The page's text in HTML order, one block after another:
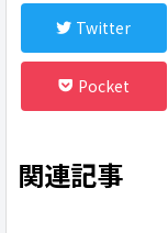
Twitter
Pocket
関連記事